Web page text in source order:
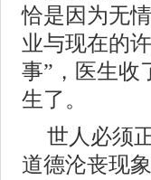
恰是因为无
业与现在的
事”，医生收
生了。
世人必须
道德沦丧现